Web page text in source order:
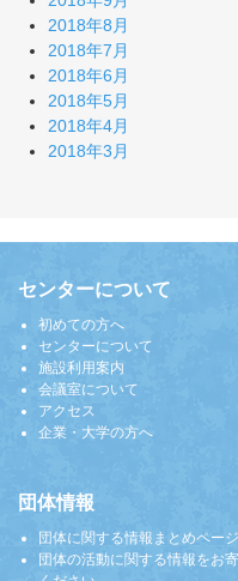
2018年8月
2018年7月
2018年6月
2018年5月
2018年4月
2018年3月
センターについて
初めての方へ
センターについて
施設利用案内
会議室について
アクセス
企業・大学の方へ
団体情報
団体に関する情報まとめページ
団体の活動に関する情報をお